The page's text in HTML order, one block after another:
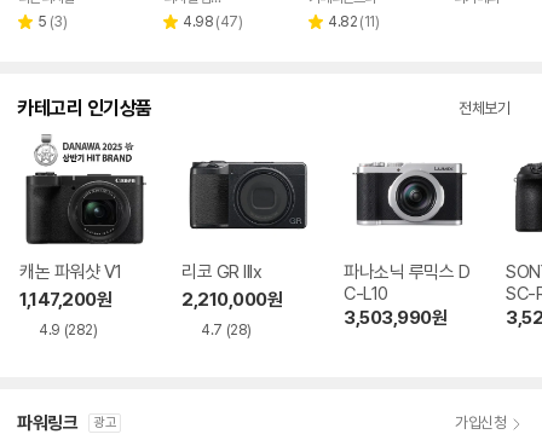
별 5 리
(3)
페이
별 4.98 리
(47)
별 4.82 리
(11)
카테고리 인기상품 전체보기
캐논 파워샷 V1
1,147,200원
4.9 (282)
리코 GR IIIx
2,210,000원
4.7 (28)
파나소닉 루믹스 D
C-L10
3,503,990원
SC-
파워링크 광고 가입신청